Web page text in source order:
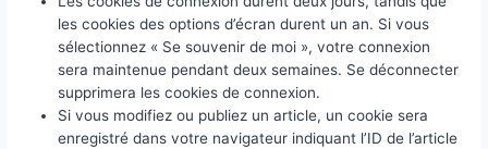
5. Cookies
Lorsque vous laissez un commentaire, vous
choisir de sauvegarder votre nom, adresse e-
Web dans des cookies pour plus de